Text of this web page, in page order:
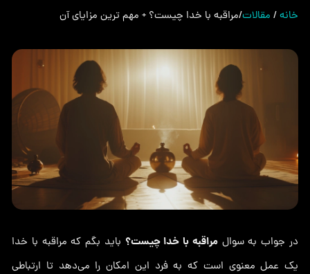
خانه/ مقالات/مراقبه با خدا چیست؟ + مهم ترین مزایای آن
در جواب به سوالمراقبه با خدا چیست؟ باید بگم که مراقبه با خدا
یک عمل معنوی است که به فرد این امکان را می‌دهد تا ارتباطی